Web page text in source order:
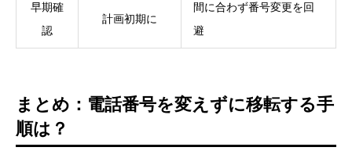
早期確
認
計画初期に
間に合わず番号変更を回
避
まとめ：電話番号を変えずに移転する手
順は？